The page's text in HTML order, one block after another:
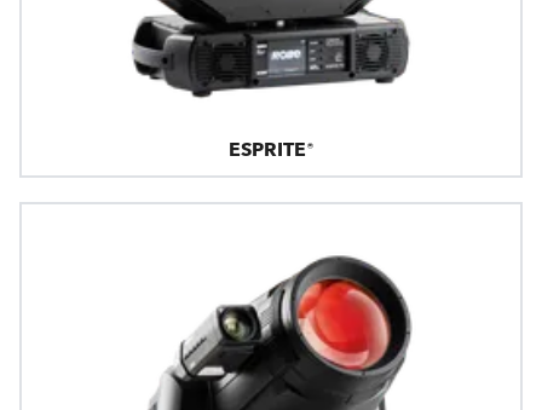
ESPRITE®